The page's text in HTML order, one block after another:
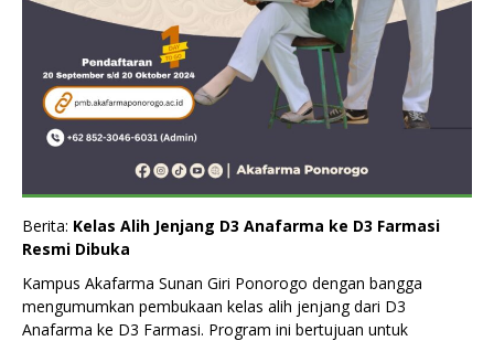
Berita: Kelas Alih Jenjang D3 Anafarma ke D3 Farmasi
Resmi Dibuka
Kampus Akafarma Sunan Giri Ponorogo dengan bangga
mengumumkan pembukaan kelas alih jenjang dari D3
Anafarma ke D3 Farmasi. Program ini bertujuan untuk